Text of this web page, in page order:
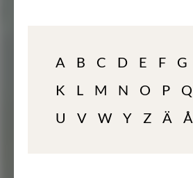
A B C D E F G
K
L M N O P Q
U
V W Y Z Ä Å